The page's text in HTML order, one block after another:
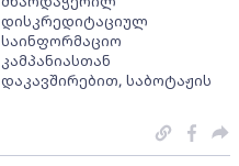
დისკრედიტაციულ
საინფორმაციო
კამპანიასთან
დაკავშირებით, საბოტაჟის